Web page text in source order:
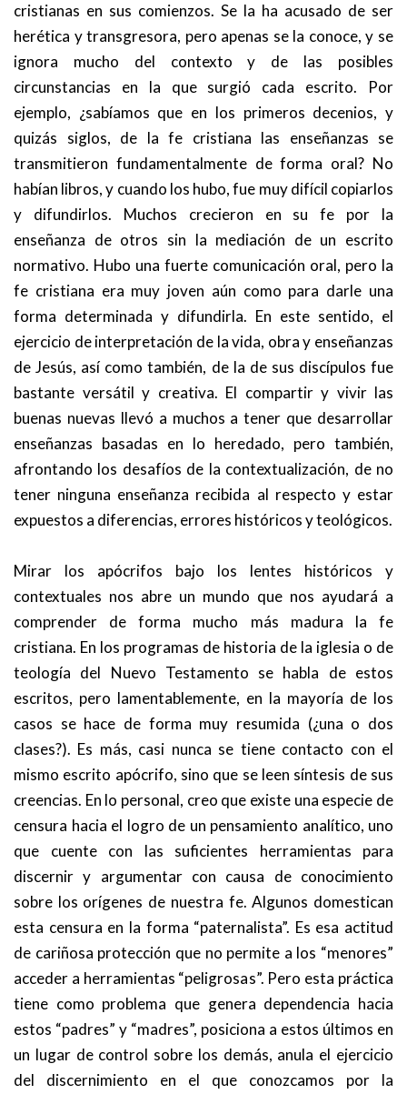
cristianas en sus comienzos. Se la ha acusado de ser
herética y transgresora, pero apenas se la conoce, y se
ignora mucho del contexto y de las posibles
circunstancias en la que surgió cada escrito. Por
ejemplo, ¿sabíamos que en los primeros decenios, y
quizás siglos, de la fe cristiana las enseñanzas se
transmitieron fundamentalmente de forma oral? No
habían libros, y cuando los hubo, fue muy difícil copiarlos
y difundirlos. Muchos crecieron en su fe por la
enseñanza de otros sin la mediación de un escrito
normativo. Hubo una fuerte comunicación oral, pero la
fe cristiana era muy joven aún como para darle una
forma determinada y difundirla. En este sentido, el
ejercicio de interpretación de la vida, obra y enseñanzas
de Jesús, así como también, de la de sus discípulos fue
bastante versátil y creativa. El compartir y vivir las
buenas nuevas llevó a muchos a tener que desarrollar
enseñanzas basadas en lo heredado, pero también,
afrontando los desafíos de la contextualización, de no
tener ninguna enseñanza recibida al respecto y estar
expuestos a diferencias, errores históricos y teológicos.
Mirar los apócrifos bajo los lentes históricos y
contextuales nos abre un mundo que nos ayudará a
comprender de forma mucho más madura la fe
cristiana. En los programas de historia de la iglesia o de
teología del Nuevo Testamento se habla de estos
escritos, pero lamentablemente, en la mayoría de los
casos se hace de forma muy resumida (¿una o dos
clases?). Es más, casi nunca se tiene contacto con el
mismo escrito apócrifo, sino que se leen síntesis de sus
creencias. En lo personal, creo que existe una especie de
censura hacia el logro de un pensamiento analítico, uno
que cuente con las suficientes herramientas para
discernir y argumentar con causa de conocimiento
sobre los orígenes de nuestra fe. Algunos domestican
esta censura en la forma “paternalista”. Es esa actitud
de cariñosa protección que no permite a los “menores”
acceder a herramientas “peligrosas”. Pero esta práctica
tiene como problema que genera dependencia hacia
estos “padres” y “madres”, posiciona a estos últimos en
un lugar de control sobre los demás, anula el ejercicio
del discernimiento en el que conozcamos por la